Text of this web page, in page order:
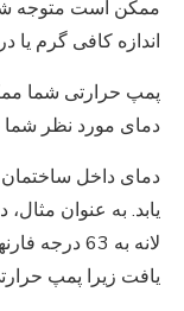
ممکن است متوجه
اندازه کافی گرم یا
پمپ حرارتی شما
دمای مورد نظر شما
دمای داخل
یابد. به عنوان
یافت زیرا پمپ